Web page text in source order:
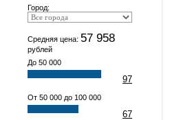
Город:
Средняя цена: 57 958
рублей
До 50 000
97
От 50 000 до 100 000
67